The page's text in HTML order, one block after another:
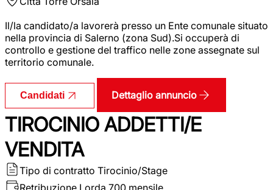
Il/la candidato/a lavorerà presso un Ente comunale situato
nella provincia di Salerno (zona Sud).Si occuperà di
controllo e gestione del traffico nelle zone assegnate sul
territorio comunale.
Candidati Dettaglio annuncio
TIROCINIO ADDETTI/E
VENDITA
Tipo di contratto Tirocinio/Stage
Retribuzione Lorda 700 mensile